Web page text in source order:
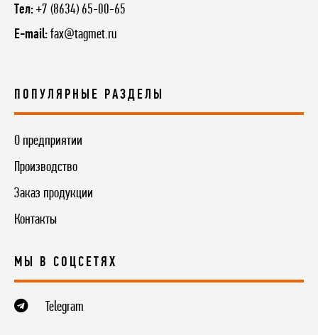
Тел: +7 (8634) 65-00-65
E-mail: fax@tagmet.ru
ПОПУЛЯРНЫЕ РАЗДЕЛЫ
О предприятии
Производство
Заказ продукции
Контакты
МЫ В СОЦСЕТЯХ
Telegram